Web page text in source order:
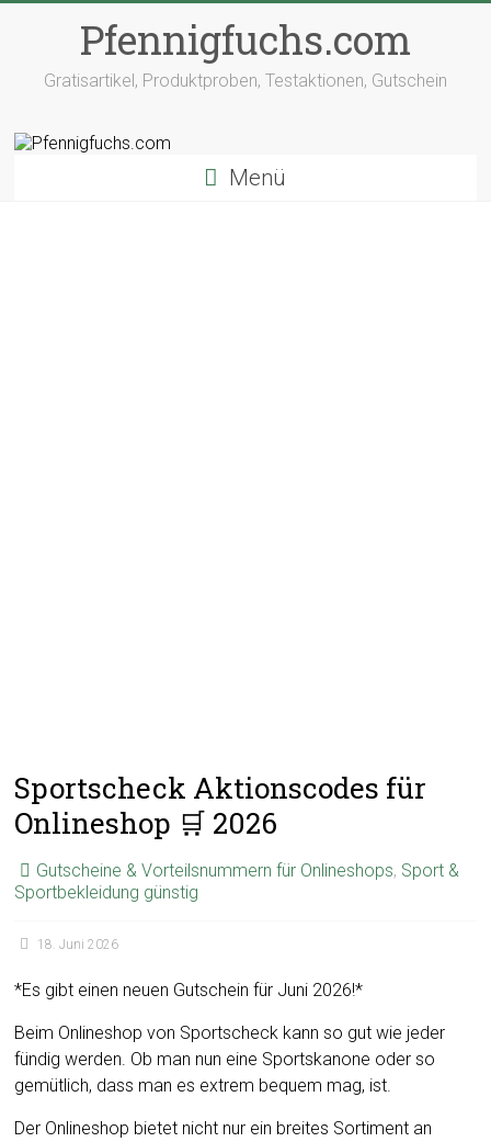
Pfennigfuchs.com
Gratisartikel, Produktproben, Testaktionen, Gutschein
Menü
Sportscheck Aktionscodes für
Onlineshop 🛒 2026
Gutscheine & Vorteilsnummern für Onlineshops, Sport &
Sportbekleidung günstig
18. Juni 2026
*Es gibt einen neuen Gutschein für Juni 2026!*
Beim Onlineshop von Sportscheck kann so gut wie jeder
fündig werden. Ob man nun eine Sportskanone oder so
gemütlich, dass man es extrem bequem mag, ist.
Der Onlineshop bietet nicht nur ein breites Sortiment an